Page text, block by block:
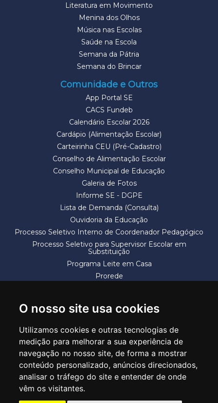
O nosso site usa cookies
Utilizamos cookies e outras tecnologias de
medição para melhorar a sua experiência de
navegação no nosso site, de forma a mostrar
conteúdo personalizado, anúncios direcionados,
analisar o tráfego do site e entender de onde
vêm os visitantes.
Literatura em Movimento
Menina dos Olhos
Música nas Escolas
Saúde na Escola
Semana da Pátria
Semana do Brincar
Comunidade e Outros
App Portal SE
CACS Fundeb
Calendário Escolar 2026
Cardápio (Alimentação Escolar)
Carteirinha CEU (Pré-Cadastro)
Conselho de Alimentação Escolar
Conselho Municipal de Educação
Galeria de Fotos
Informe SE - DGPE
Lista de Demanda (Consulta)
Ouvidoria da Educação
Processo Seletivo Interno de Coordenador Pedagógico
Processo Seletivo para Supervisor Escolar em
Substituição
Programa Leite em Casa
Prorede
SECRETARIA DE EDUCAÇÃO
Rua Claudino Barbosa, 313 - Macedo - Guarulhos/SP CEP 07113-040
Central de Atendimento: *55 11 2475-7300